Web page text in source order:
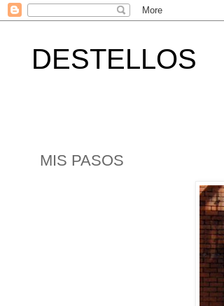
DESTELLOS
MIS PASOS